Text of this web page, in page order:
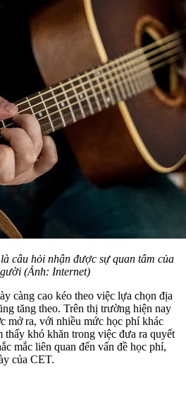
câu hỏi nhận được sự quan tâm của
(Ảnh: Internet)
càng cao kéo theo việc lựa chọn địa
tăng theo. Trên thị trường hiện nay
mở ra, với nhiều mức học phí khác
thấy khó khăn trong việc đưa ra quyết
mắc liên quan đến vấn đề học phí,
của CET.